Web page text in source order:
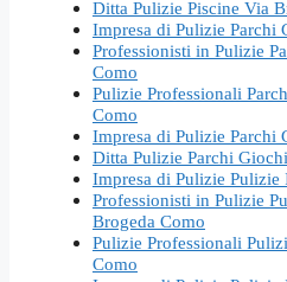
Ditta Pulizie Piscine Via
Impresa di Pulizie Parchi
Professionisti in Pulizie
Como
Pulizie Professionali
Como
Impresa di Pulizie Parchi
Ditta Pulizie Parchi
Impresa di Pulizie Pulizie
Professionisti in Pulizie
Brogeda Como
Pulizie Professionali
Como